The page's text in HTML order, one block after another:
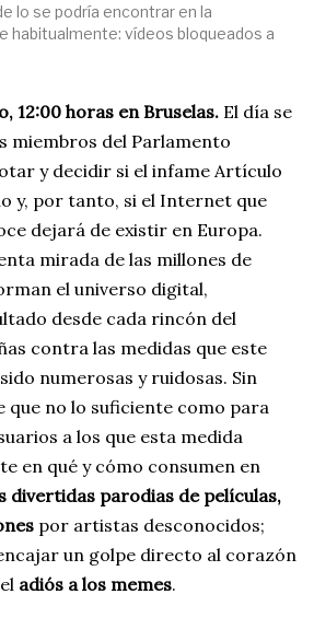
lo se podría encontrar en la
habitualmente: vídeos bloqueados a
12:00 horas en Bruselas. El día se
miembros del Parlamento
y decidir si el infame Artículo
y, por tanto, si el Internet que
dejará de existir en Europa.
mirada de las millones de
el universo digital,
desde cada rincón del
contra las medidas que este
numerosas y ruidosas. Sin
que no lo suficiente como para
a los que esta medida
en qué y cómo consumen en
divertidas parodias de películas,
por artistas desconocidos;
un golpe directo al corazón
adiós a los memes.